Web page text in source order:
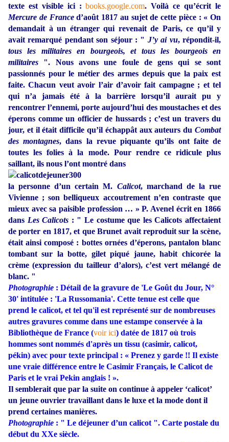
texte est visible ici : books.google.com. Voilà ce qu’écrit le
Mercure de Franced’août 1817 au sujet de cette pièce : « On
demandait à un étranger qui revenait de Paris, ce qu’il y
avait remarqué pendant son séjour : " J’y ai vu, répondit-il,
tous les militaires en bourgeois, et tous les bourgeois en
militaires ". Nous avons une foule de gens qui se sont
passionnés pour le métier des armes depuis que la paix est
faite. Chacun veut avoir l’air d’avoir fait campagne ; et tel
qui n’a jamais été à la barrière lorsqu’il aurait pu y
rencontrer l’ennemi, porte aujourd’hui des moustaches et des
éperons comme un officier de hussards ; c’est un travers du
jour, et il était difficile qu’il échappât aux auteurs du Combat
des montagnes, dans la revue piquante qu’ils ont faite de
toutes les folies à la mode. Pour rendre ce ridicule plus
saillant, ils nous l’ont montré dans
la personne d’un certain M. Calicot, marchand de la rue
Vivienne ; son belliqueux accoutrement n’en contraste que
mieux avec sa paisible profession … » P. Avenel écrit en 1866
dans Les Calicots : " Le costume que les Calicots affectaient
de porter en 1817, et que Brunet avait reproduit sur la scène,
était ainsi composé : bottes ornées d’éperons, pantalon blanc
tombant sur la botte, gilet piqué jaune, habit chicorée la
crème (expression du tailleur d’alors), c’est vert mélangé de
blanc. "
Photographie : Détail de la gravure de 'Le Goût du Jour, N°
30' intitulée : 'La Russomania'. Cette tenue est celle que
prend le calicot, et tel qu'il est représenté sur de nombreuses
autres gravures comme dans une estampe conservée à la
Bibliothèque de France (voir ici) datée de 1817 où trois
hommes sont nommés d'après un tissu (casimir, calicot,
pékin) avec pour texte principal : « Prenez y garde !! Il existe
une vraie différence entre le Casimir Français, le Calicot de
Paris et le vrai Pekin anglais ! ».
Il semblerait que par la suite on continue à appeler ‘calicot’
un jeune ouvrier travaillant dans le luxe et la mode dont il
prend certaines manières.
Photographie : " Le déjeuner d’un calicot ". Carte postale du
début du XXe siècle.